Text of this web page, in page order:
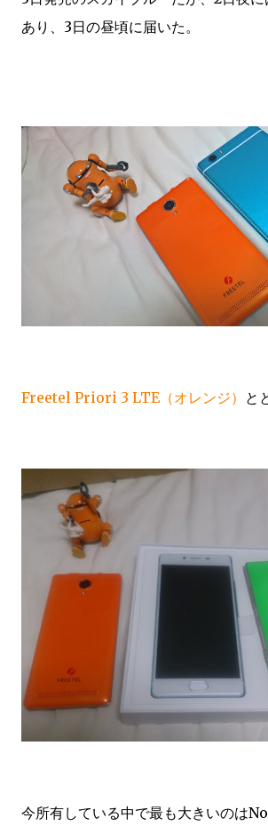
あり、3日の昼頃に届いた。
Freetel Priori 3 LTE（オレンジ） と
今所有している中で最も大きいのは